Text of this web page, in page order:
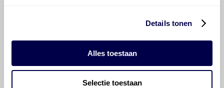
Details tonen
Alles toestaan
Selectie toestaan
©OlyslagerAlle rechten voorbehouden. Deze
informatie mag noch geheel noch gedeeltelijk worden